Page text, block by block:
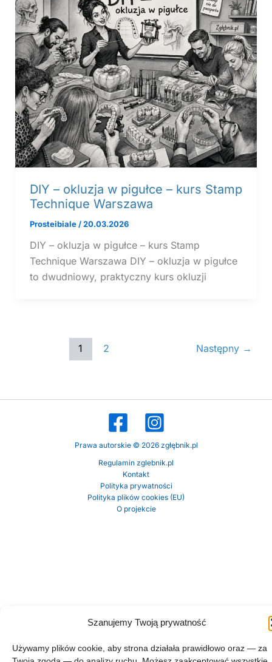
Szanujemy Twoją prywatność
Używamy plików cookie, aby strona działała prawidłowo oraz — za
DIY – okluzja w pigułce – kurs Stamp
Technique Warszawa
Prosteibiale /20.03.2026
DIY – okluzja w pigułce – kurs Stamp
Technique Warszawa DIY – okluzja w pigułce
to dwudniowy, praktyczny kurs okluzji
1 2 Następny →
Prawa autorskie © 2026 zgłębnik.pl
Regulamin zglebnik.pl
Kontakt
Polityka prywatności
Polityka plików cookies (EU)
O projekcie